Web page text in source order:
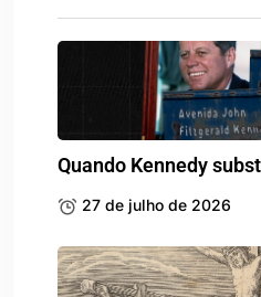
Quando Kennedy
27 de julho de 2026